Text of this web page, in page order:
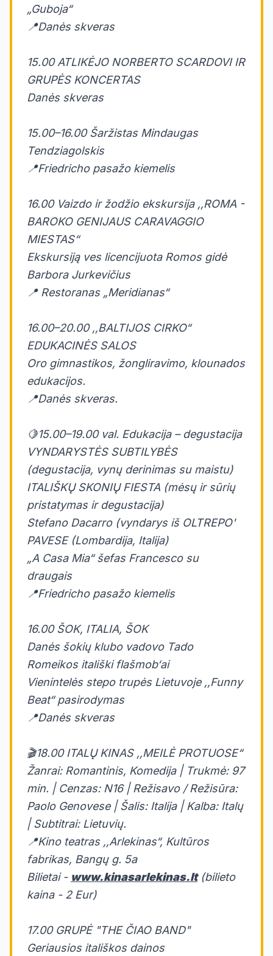
„Guboja“
📍Danės skveras
15.00 ATLIKĖJO NORBERTO SCARDOVI IR
GRUPĖS KONCERTAS
Danės skveras
15.00–16.00 Šaržistas Mindaugas
Tendziagolskis
📍Friedricho pasažo kiemelis
16.00 Vaizdo ir žodžio ekskursija ,,ROMA -
BAROKO GENIJAUS CARAVAGGIO
MIESTAS“
Ekskursiją ves licencijuota Romos gidė
Barbora Jurkevičius
📍 Restoranas „Meridianas“
16.00–20.00 ,,BALTIJOS CIRKO“
EDUKACINĖS SALOS
Oro gimnastikos, žongliravimo, klounados
edukacijos.
📍Danės skveras.
🍋15.00–19.00 val. Edukacija – degustacija
VYNDARYSTĖS SUBTILYBĖS
(degustacija, vynų derinimas su maistu)
ITALIŠKŲ SKONIŲ FIESTA (mėsų ir sūrių
pristatymas ir degustacija)
Stefano Dacarro (vyndarys iš OLTREPO'
PAVESE (Lombardija, Italija)
„A Casa Mia“ šefas Francesco su
draugais
📍Friedricho pasažo kiemelis
16.00 ŠOK, ITALIA, ŠOK
Danės šokių klubo vadovo Tado
Romeikos itališki flašmob‘ai
Vienintelės stepo trupės Lietuvoje ,,Funny
Beat“ pasirodymas
📍Danės skveras
🎬18.00 ITALŲ KINAS ,,MEILĖ PROTUOSE“
Žanrai: Romantinis, Komedija | Trukmė: 97
min. | Cenzas: N16 | Režisavo / Režisūra:
Paolo Genovese | Šalis: Italija | Kalba: Italų
| Subtitrai: Lietuvių.
📍Kino teatras ,,Arlekinas“, Kultūros
fabrikas, Bangų g. 5a
Bilietai - www.kinasarlekinas.lt(bilieto
kaina - 2 Eur)
17.00 GRUPĖ "THE ČIAO BAND"
Geriausios itališkos dainos